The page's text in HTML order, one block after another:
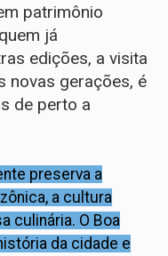
patrimônio
já
edições, a visita
novas gerações, é
de perto a
preserva a
a cultura
culinária. O Boa
da cidade e